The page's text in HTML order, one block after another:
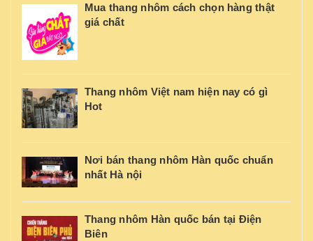
Mua thang nhôm cách chọn hàng thật
giá chất
Thang nhôm Việt nam hiện nay có gì
Hot
Nơi bán thang nhôm Hàn quốc chuẩn
nhất Hà nội
Thang nhôm Hàn quốc bán tại Điện
Biên